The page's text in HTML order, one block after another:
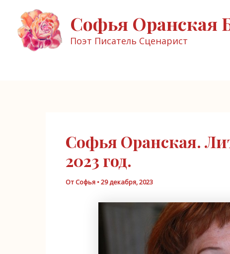
содержимому
Софья Оранская
Поэт Писатель Сценарист
Софья Оранская.
2023 год.
ОтСофья •29 декабря, 2023